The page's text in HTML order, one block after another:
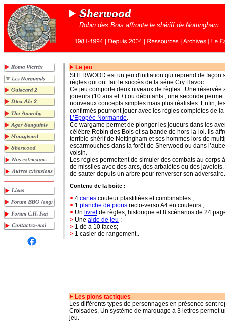
Robin des Bois affronte le shériff de Nottingham
Le jeu
SHERWOOD est un jeu d'initiation qui reprend de façon
règles qui ont fait le succès de la série Cry Havoc.
Ce jeu comporte deux niveaux de règles : Une réservée
joueurs (10 ans et +) ou débutants ; une seconde permet
nouveaux concepts simples mais plus réalistes. Enfin,
confirmés pourront jouer avec les règles complètes de
L’Epopée Normande.
Ce wargame permet de plonger les joueurs dans les
célèbre Robin des Bois et sa bande de hors-la-loi. Ils
terrible shérif de Nottingham et ses hommes lors de
escarmouches dans la forêt de Sherwood ou dans
voisin.
Les règles permettent de simuler des combats au corps
de missiles avec des arcs, des arbalètes ou des
de sauter depuis un arbre pour renverser son adversaire.
Contenu de la boîte :
> 4 cartes couleur plastifiées et combinables ;
> 1 planche de pions recto-verso A4 en couleurs ;
> Un livretde règles, historique et 8 scénarios de 24
> Une aide de jeu ;
> 1 dé à 10 faces;
> 1 casier de rangement..
Les pions tactiques
Les différents types de personnages en présence sont
Croisades. Un système de marquage à 3 lettres permet
jeu.